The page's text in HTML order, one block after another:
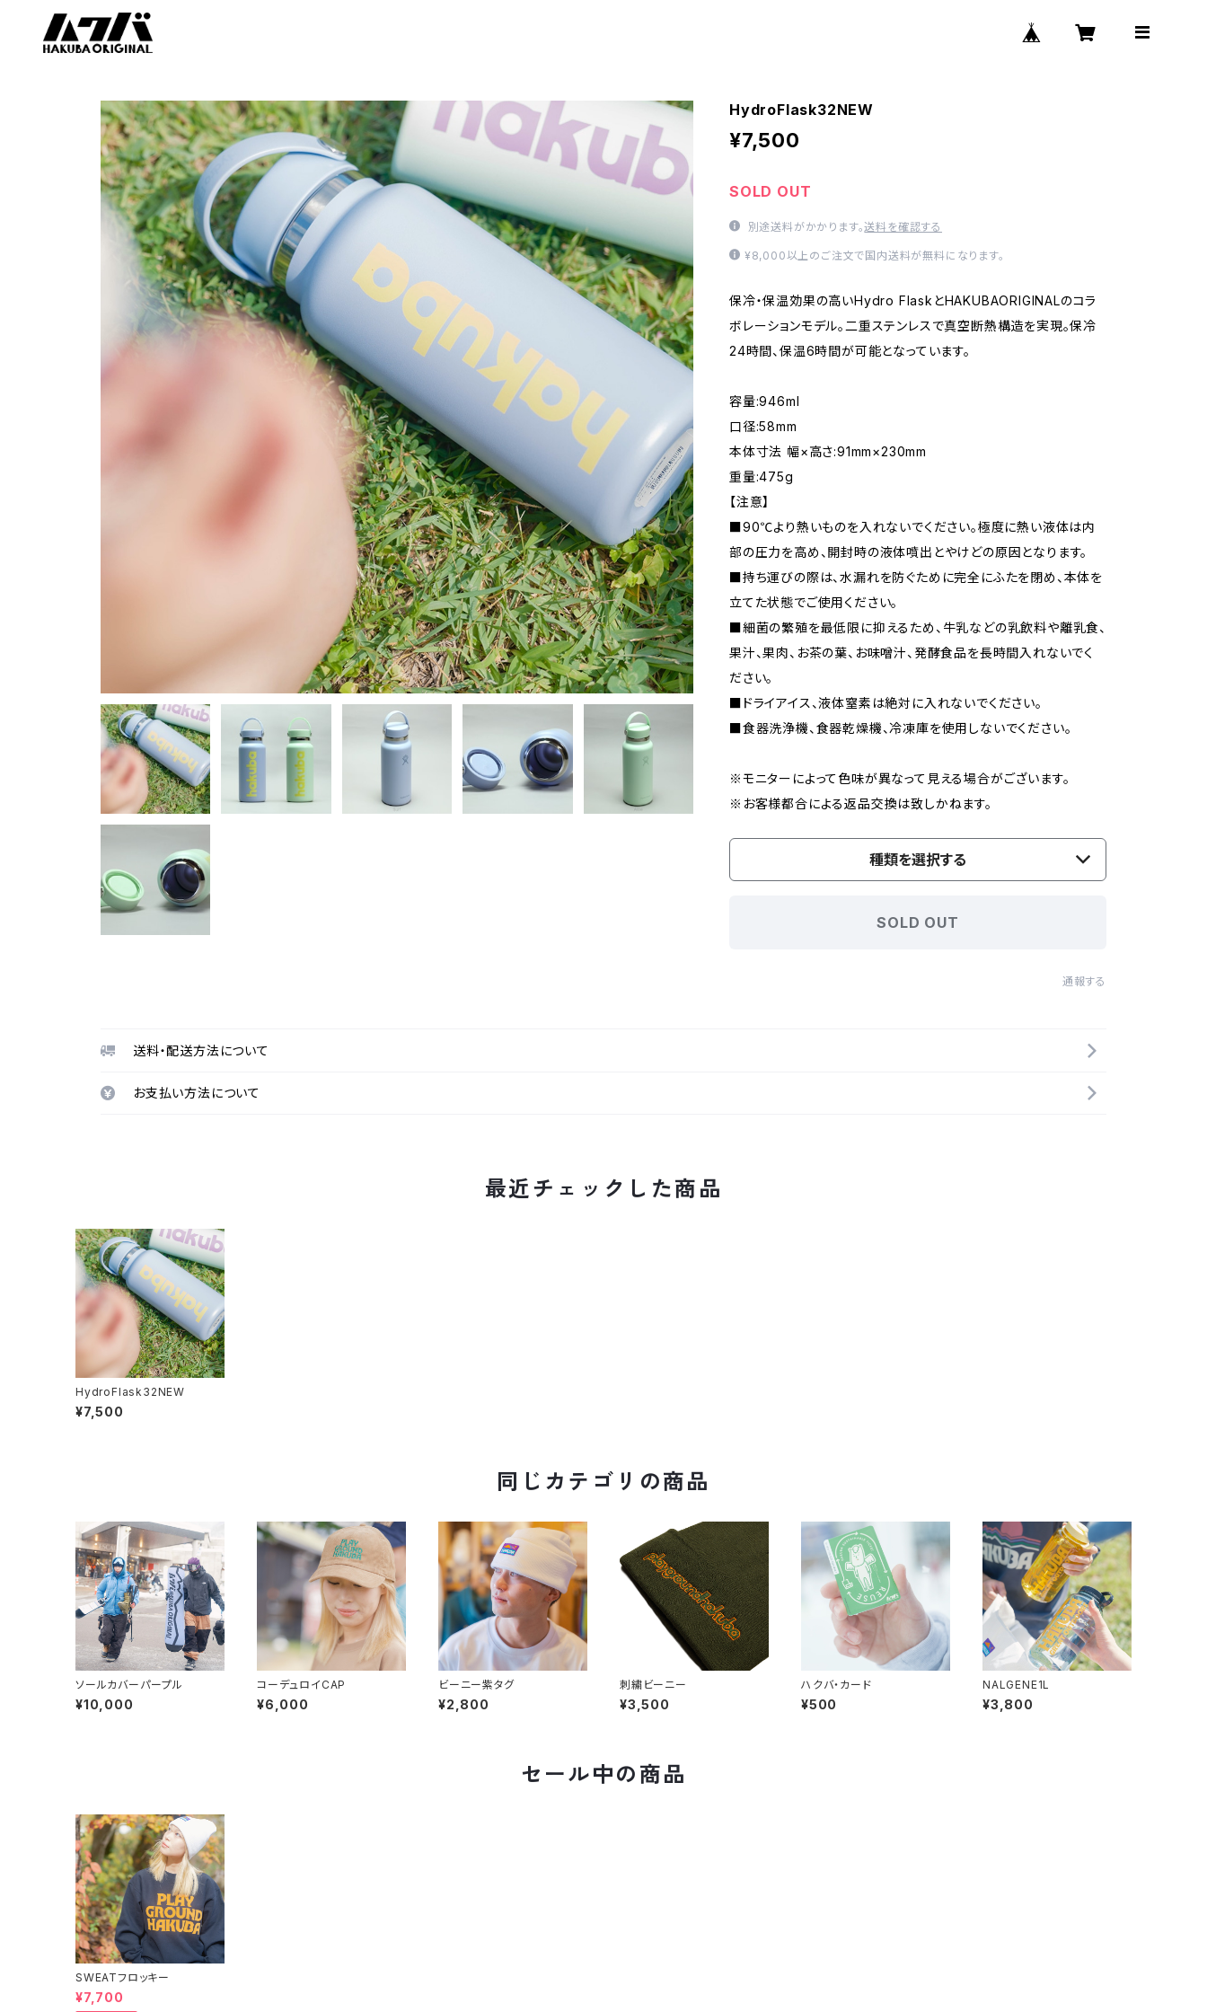
HydroFlask32NEW
¥7,500
SOLD OUT
別途送料がかかります。送料を確認する
¥8,000以上のご注文で国内送料が無料になります。
保冷・保温効果の高いHydro FlaskとHAKUBAORIGINALのコラ
ボレーションモデル。二重ステンレスで真空断熱構造を実現。保冷
24時間、保温6時間が可能となっています。
容量:946ml
口径:58mm
本体寸法 幅×高さ:91mm×230mm
重量:475g
【注意】
■90℃より熱いものを入れないでください。極度に熱い液体は内
部の圧力を高め、開封時の液体噴出とやけどの原因となります。
■持ち運びの際は、水漏れを防ぐために完全にふたを閉め、本体を
立てた状態でご使用ください。
■細菌の繁殖を最低限に抑えるため、牛乳などの乳飲料や離乳食、
果汁、果肉、お茶の葉、お味噌汁、発酵食品を長時間入れないでく
ださい。
■ドライアイス、液体窒素は絶対に入れないでください。
■食器洗浄機、食器乾燥機、冷凍庫を使用しないでください。
※モニターによって色味が異なって見える場合がございます。
※お客様都合による返品交換は致しかねます。
種類を選択する
SOLD OUT
通報する
送料・配送方法について
お支払い方法について
最近チェックした商品
HydroFlask32NEW
¥7,500
同じカテゴリの商品
ソールカバーパープル
¥10,000
コーデュロイCAP
¥6,000
ビーニー紫タグ
¥2,800
刺繍ビーニー
¥3,500
ハクバ・カード
¥500
NALGENE1L
¥3,800
セール中の商品
SWEATフロッキー
¥7,700